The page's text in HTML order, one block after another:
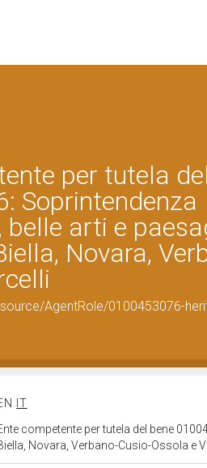
per tutela
Soprintendenza
belle arti e
Novara,
AgentRole/0100453076-
IT
competente per tutela del bene
Novara, Verbano-Cusio-Ossola e